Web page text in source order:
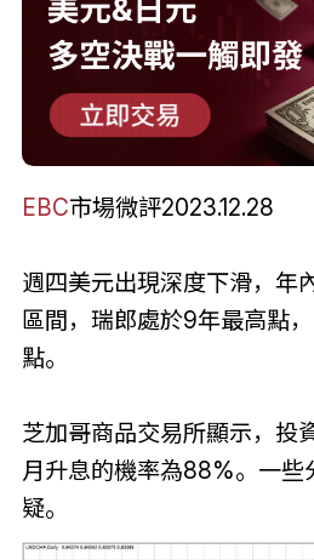
EBC市場微評2023.12.28
週四美元出現深度下滑，年
區間，瑞郎處於9年最高點，
點。
芝加哥商品交易所顯示，投
月升息的機率為88%。一些
疑。